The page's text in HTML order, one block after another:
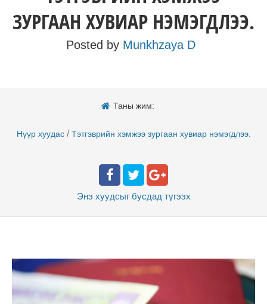
ЗУРГААН ХУВИАР НЭМЭГДЛЭЭ.
Posted by Munkhzaya D
Таны жим:
Нүүр хуудас / Тэтгэврийн хэмжээ зургаан хувиар нэмэгдлээ.
Энэ хуудсыг бусдад түгээх